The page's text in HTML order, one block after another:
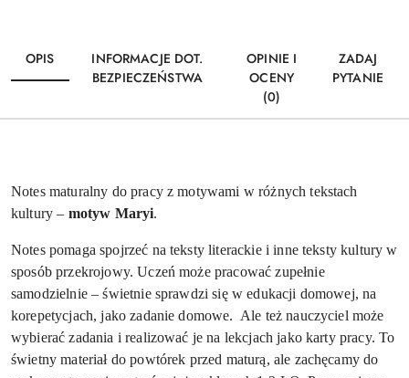
OPIS
INFORMACJE DOT.
BEZPIECZEŃSTWA
OPINIE I
OCENY
(0)
ZADAJ
PYTANIE
Notes maturalny do pracy z motywami w różnych tekstach
kultury – motyw Maryi.
Notes pomaga spojrzeć na teksty literackie i inne teksty kultury w
sposób przekrojowy. Uczeń może pracować zupełnie
samodzielnie – świetnie sprawdzi się w edukacji domowej, na
korepetycjach, jako zadanie domowe. Ale też nauczyciel może
wybierać zadania i realizować je na lekcjach jako karty pracy. To
świetny materiał do powtórek przed maturą, ale zachęcamy do